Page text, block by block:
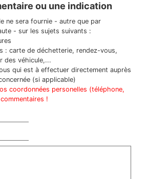
ou une indication
ne sera fournie - autre que par
- sur les sujets suivants :
: carte de déchetterie, rendez-vous,
des véhicule,...
qui est à effectuer directement auprès
(si applicable)
coordonnées personelles (téléphone,
!